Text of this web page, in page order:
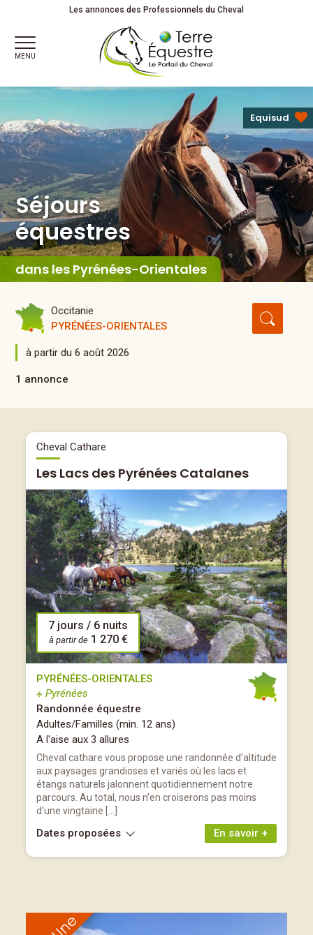
équestresLes annonces des Professionnels du Cheval
MENU
Séjours
équestres
dans les Pyrénées-Orientales
Equisud
Occitanie
PYRÉNÉES-ORIENTALES
à partir du 6 août 2026
1 annonce
Cheval Cathare
Les Lacs des Pyrénées Catalanes
7 jours / 6 nuits
à partir de 1 270 €
PYRÉNÉES-ORIENTALES
※ Pyrénées
Randonnée équestre
Adultes/Familles (min. 12 ans)
A l'aise aux 3 allures
Cheval cathare vous propose une randonnée d’altitude
aux paysages grandioses et variés où les lacs et
étangs naturels jalonnent quotidiennement notre
parcours. Au total, nous n’en croiserons pas moins
d’une vingtaine […]
En savoir +
Dates proposées